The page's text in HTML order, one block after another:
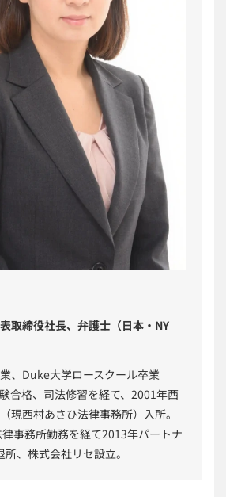
取締役社長、弁護士（日本・NY
、Duke大学ロースクール卒業
合格、司法修習を経て、2001年西
現西村あさひ法律事務所）入所。
事務所勤務を経て2013年パートナ
、株式会社リセ設立。